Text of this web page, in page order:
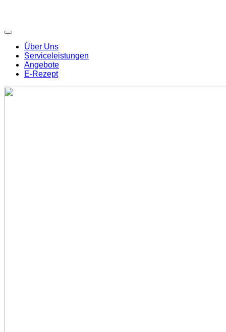
Über Uns
Serviceleistungen
Angebote
E-Rezept